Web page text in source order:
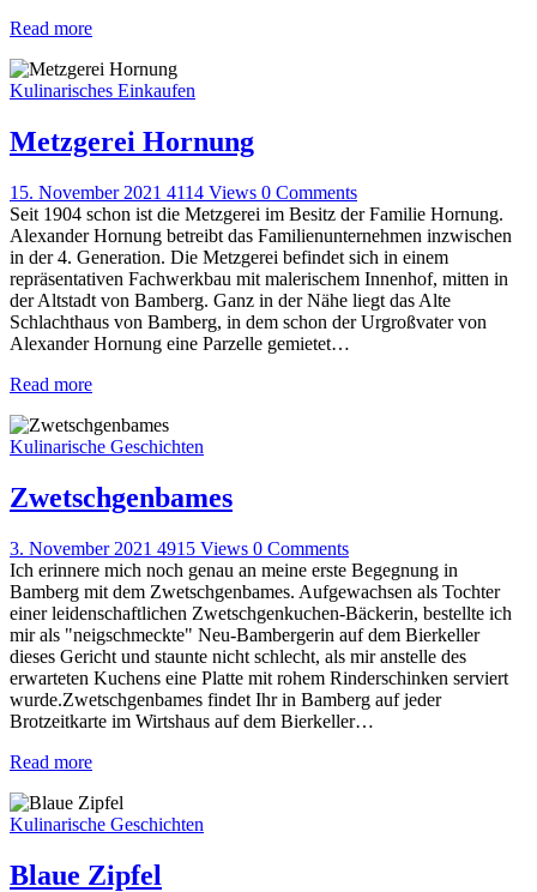
Read more
Kulinarisches Einkaufen
Metzgerei Hornung
15. November 2021 4114 Views 0 Comments
Seit 1904 schon ist die Metzgerei im Besitz der Familie Hornung.
Alexander Hornung betreibt das Familienunternehmen inzwischen
in der 4. Generation. Die Metzgerei befindet sich in einem
repräsentativen Fachwerkbau mit malerischem Innenhof, mitten in
der Altstadt von Bamberg. Ganz in der Nähe liegt das Alte
Schlachthaus von Bamberg, in dem schon der Urgroßvater von
Alexander Hornung eine Parzelle gemietet…
Read more
Kulinarische Geschichten
Zwetschgenbames
3. November 2021 4915 Views 0 Comments
Ich erinnere mich noch genau an meine erste Begegnung in
Bamberg mit dem Zwetschgenbames. Aufgewachsen als Tochter
einer leidenschaftlichen Zwetschgenkuchen-Bäckerin, bestellte ich
mir als "neigschmeckte" Neu-Bambergerin auf dem Bierkeller
dieses Gericht und staunte nicht schlecht, als mir anstelle des
erwarteten Kuchens eine Platte mit rohem Rinderschinken serviert
wurde.Zwetschgenbames findet Ihr in Bamberg auf jeder
Brotzeitkarte im Wirtshaus auf dem Bierkeller…
Read more
Kulinarische Geschichten
Blaue Zipfel